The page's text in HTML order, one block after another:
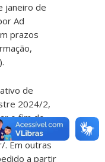
janeiro de
Ad
prazos
de
2024/2,
o fim do
progressão
. Em outras
a partir